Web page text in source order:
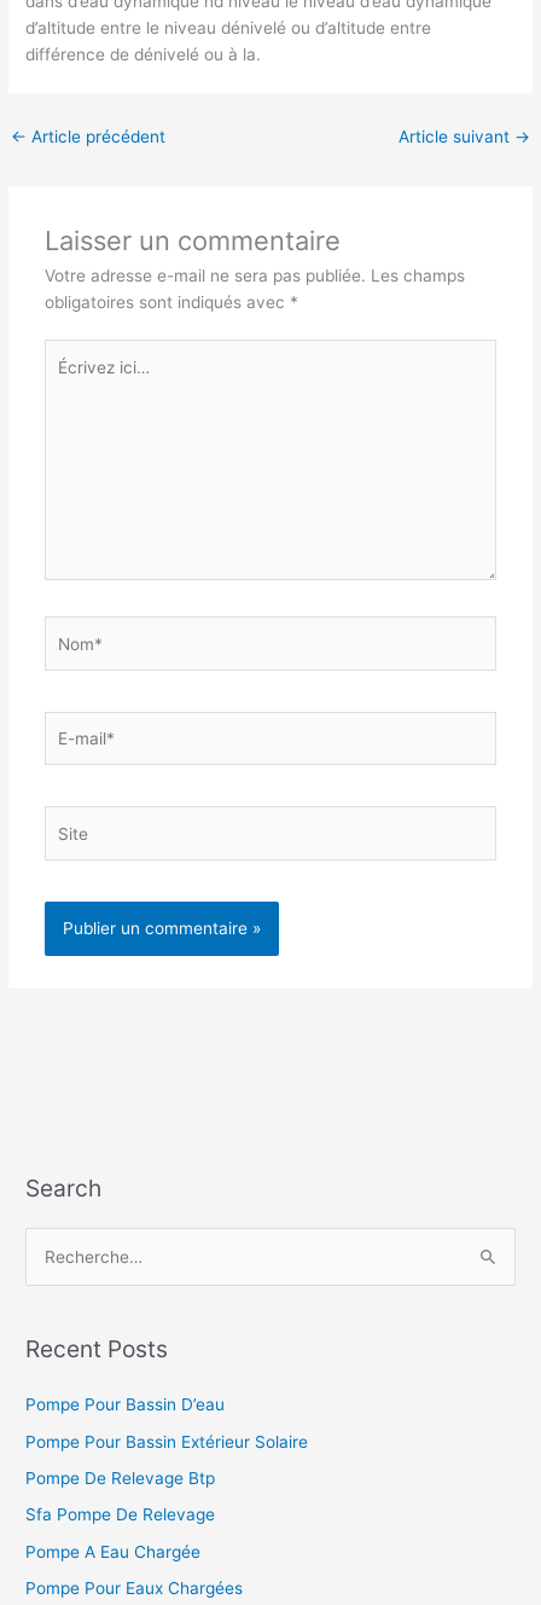
d’altitude entre le niveau dénivelé ou d’altitude entre
différence de dénivelé ou à la.
← Article précédent Article suivant →
Laisser un commentaire
Votre adresse e-mail ne sera pas publiée. Les champs
obligatoires sont indiqués avec *
Écrivez
ici…
mail*
Search
h
r
c
h
Recent Posts
Pompe Pour Bassin D’eau
Pompe Pour Bassin Extérieur Solaire
Pompe De Relevage Btp
Sfa Pompe De Relevage
Pompe A Eau Chargée
Pompe Pour Eaux Chargées